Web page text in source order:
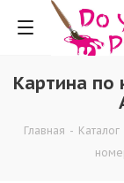
Картина по
Главная - Каталог